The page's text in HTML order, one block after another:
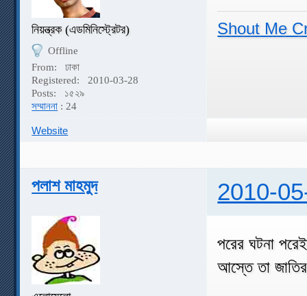
নিয়ন্ত্রক (এডমিনিস্ট্রেটর)
Offline
From:
ঢাকা
Registered:
2010-03-28
Posts:
১৫২৯
সম্মাননা : 24
Shout Me
Website
পলাশ মাহমুদ 2010-
পরের ঘটনা
আস্তে তা